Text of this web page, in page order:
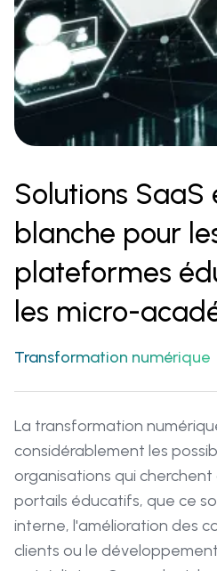
Solutions
blanche pour
plateformes
les micro-
Transformation numérique
La transformation
considérablement les
organisations qui cherchent
portails éducatifs, que ce
interne, l'amélioration des
clients ou le